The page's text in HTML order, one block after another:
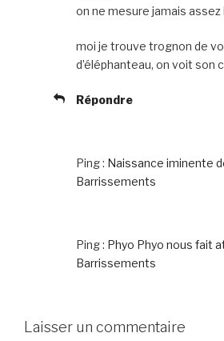
on ne mesure jamais assez
moi je trouve trognon de
d’éléphanteau, on voit son
Répondre
Ping : Naissance iminente
Barrissements
Ping : Phyo Phyo nous fait
Barrissements
Laisser un commentaire